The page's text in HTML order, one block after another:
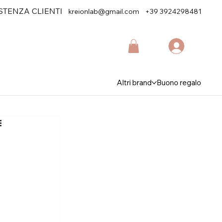
CLIENTI kreionlab@gmail.com +39 3924298481
Altri brand Buono regalo